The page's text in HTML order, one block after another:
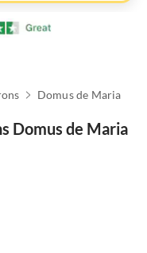
Domus de Maria
Domus de Maria